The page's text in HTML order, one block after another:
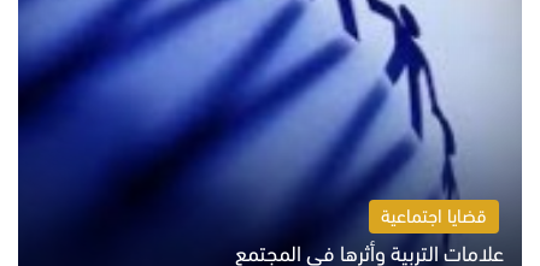
قضايا اجتماعية
علامات التربية وأثرها في المجتمع